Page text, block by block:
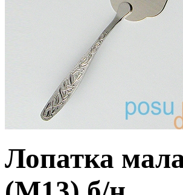
Лопатка